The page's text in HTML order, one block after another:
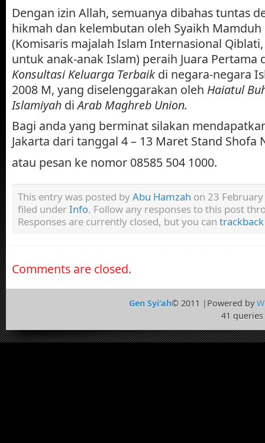
Dengan izin Allah, semuanya dibahas tuntas
hikmah dan kelembutan oleh Syaikh
(Komisaris majalah Islam Internasional
untuk anak-anak Islam) peraih Juara Pertama
Konsultasi Keluarga Terbaik di negara-negara
2008 M, yang diselenggarakan oleh Haiatul
Islamiyah diArab Maghreb Union.
Bagi anda yang berminat silakan
Jakarta dari tanggal 4 – 13 Maret Stand Shofa
atau pesan ke nomor 08585 504 1000.
This entry was posted byAbu Hamzah on 23
filed underInfo. Follow any responses to this post
Responses are currently closed, but you can trackback
Comments are closed.
Gen Syi'ah© 2011 |Powered by
41 queries